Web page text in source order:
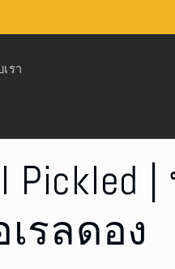
รา
Pickled
รลดอง